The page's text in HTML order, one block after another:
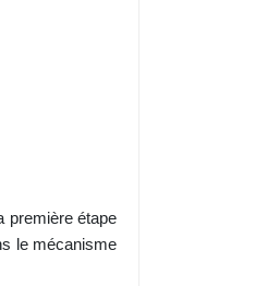
première étape
le mécanisme